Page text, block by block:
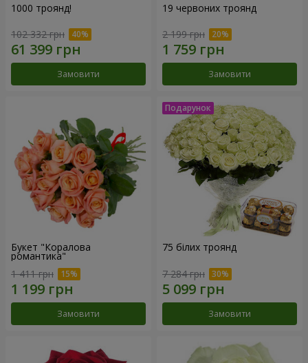
1000 троянд!
102 332 грн
Замовити
19 червоних троянд
2 199 грн
Замовити
Букет "Коралова
романтика"
1 411 грн
Замовити
75 білих троянд
7 284 грн
Замовити